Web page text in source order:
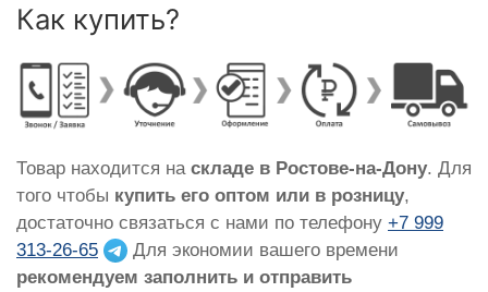
Как купить?
Товар находится на складе в Ростове-на-Дону. Для
того чтобы купить его оптом или в розницу,
достаточно связаться с нами по телефону +7 999
313-26-65
Для экономии вашего времени
рекомендуем заполнить и отправить